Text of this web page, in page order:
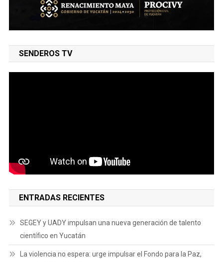
SENDEROS TV
ENTRADAS RECIENTES
SEGEY y UADY impulsan una nueva generación de talento
científico en Yucatán
La violencia no espera: urge impulsar el Fondo para la Paz,